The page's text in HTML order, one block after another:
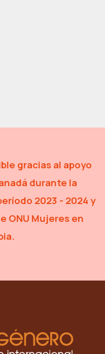
gracias al apoyo
durante la
2023 - 2024 y
ONU Mujeres en